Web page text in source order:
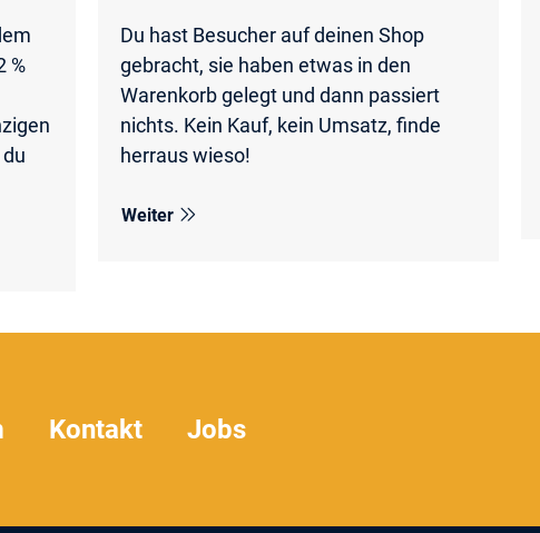
%
Du hast Besucher auf deinen Shop
gebracht, sie haben etwas in den
Warenkorb gelegt und dann passiert
nichts. Kein Kauf, kein Umsatz, finde
herraus wieso!
Weiter
Kontakt Jobs